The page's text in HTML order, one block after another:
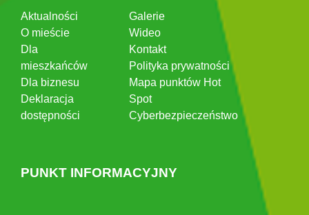
Aktualności
O mieście
Dla
mieszkańców
Dla biznesu
Deklaracja
dostępności
Galerie
Wideo
Kontakt
Polityka prywatności
Mapa punktów Hot
Spot
Cyberbezpieczeństwo
PUNKT INFORMACYJNY